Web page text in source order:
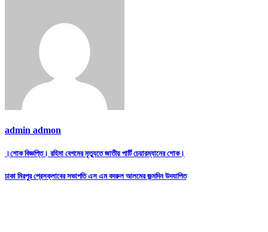
admin admon
Post
navigation
।শোক বিজ্ঞপ্তি। রহিমা বেগমের মৃত্যুতে জাতীয় পার্টি চেয়ারম্যানের শোক।
ঢাকা মিরপুর প্রেসক্লাবের সভাপতি এস এম বদরুল আলমের জন্মদিন উদযাপিত